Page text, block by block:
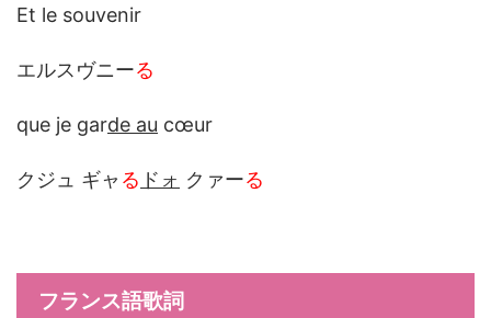
Et le souvenir
エルスヴニーる
que je garde au cœur
クジュ ギャ る ドォ クァーる
フランス語歌詞